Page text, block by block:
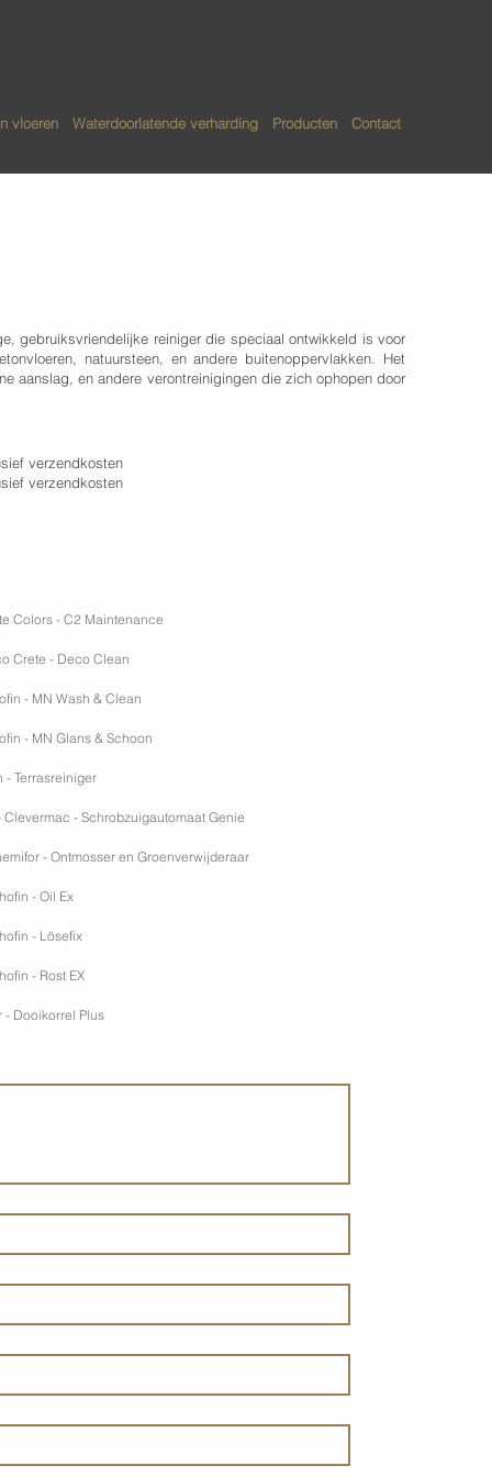
vloeren Waterdoorlatende verharding Producten Contact
gebruiksvriendelijke reiniger die speciaal ontwikkeld is voor
natuursteen, en andere buitenoppervlakken. Het
aanslag, en andere verontreinigingen die zich ophopen door
verzendkosten
verzendkosten
Colors - C2 Maintenance
Crete - Deco Clean
- MN Wash & Clean
- MN Glans & Schoon
- Terrasreiniger
- Schrobzuigautomaat Genie
- Ontmosser en Groenverwijderaar
- Oil Ex
- Lösefix
- Rost EX
- Dooikorrel Plus